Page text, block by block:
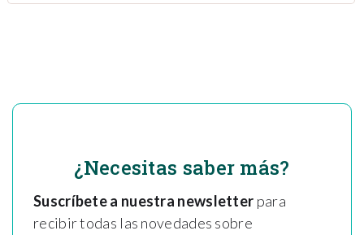
¿Necesitas saber más?
Suscríbete a nuestra newsletter para
recibir todas las novedades sobre